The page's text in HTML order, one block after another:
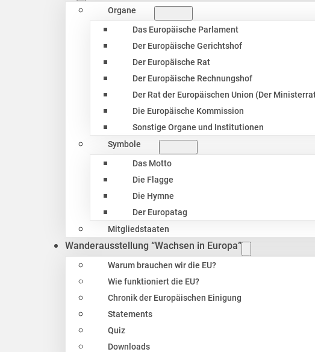
Organe
Das Europäische Parlament
Der Europäische Gerichtshof
Der Europäische Rat
Der Europäische Rechnungshof
Der Rat der Europäischen Union (Der
Die Europäische Kommission
Sonstige Organe und Institutionen
Symbole
Das Motto
Die Flagge
Die Hymne
Der Europatag
Mitgliedstaaten
Wanderausstellung “Wachsen in Europa”
Warum brauchen wir die EU?
Wie funktioniert die EU?
Chronik der Europäischen Einigung
Statements
Quiz
Downloads